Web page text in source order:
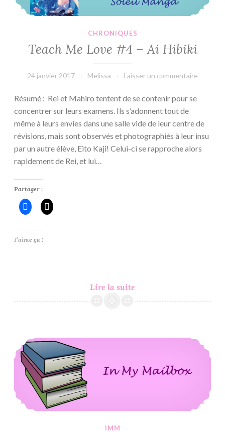
CHRONIQUES
Teach Me Love #4 – Ai Hibiki
24 janvier 2017 Melissa Laisser un commentaire
Résumé : Rei et Mahiro tentent de se contenir pour se
concentrer sur leurs examens. Ils s’adonnent tout de
même à leurs envies dans une salle vide de leur centre de
révisions, mais sont observés et photographiés à leur insu
par un autre élève, Eito Kaji! Celui-ci se rapproche alors
rapidement de Rei, et lui…
Lire la suite
Me
–
Partager :
J’aime ça :
In My Mailbox #130
IMM